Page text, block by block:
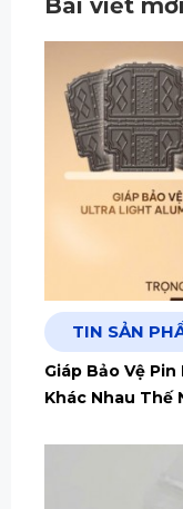
Bài viết
TIN SẢN
Giáp Bảo Vệ
Khác Nhau Thế